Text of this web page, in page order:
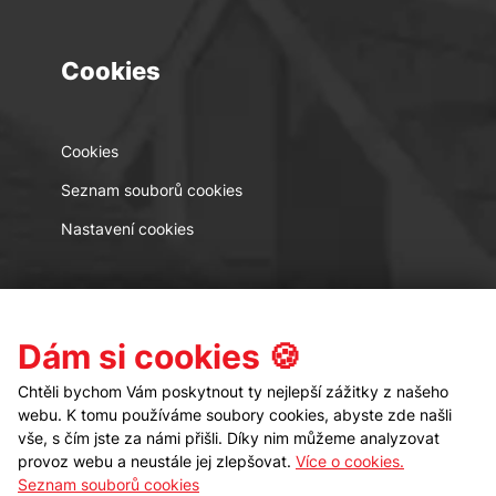
Cookies
Cookies
Seznam souborů cookies
Nastavení cookies
Kontakt Sledujte nás
Dám si cookies 🍪
Chtěli bychom Vám poskytnout ty nejlepší zážitky z našeho
webu. K tomu používáme soubory cookies, abyste zde našli
vše, s čím jste za námi přišli. Díky nim můžeme analyzovat
provoz webu a neustále jej zlepšovat. Více o cookies.
Seznam souborů cookies